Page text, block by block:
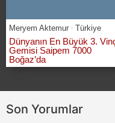
Meryem Aktemur Türkiye
Dünyanın En Büyük 3.
Gemisi Saipem 7000
Boğaz’da
Son Yorumlar